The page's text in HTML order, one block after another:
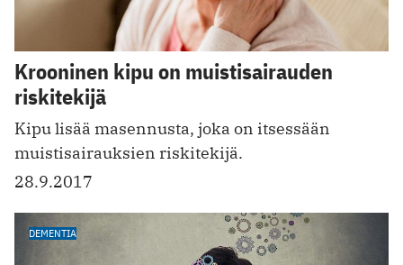
Krooninen kipu on muistisairauden
riskitekijä
Kipu lisää masennusta, joka on itsessään
muisti­sairauksien riskitekijä.
28.9.2017
DEMENTIA